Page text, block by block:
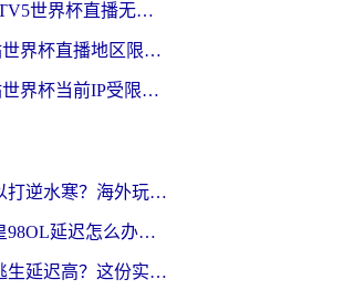
在海外看CCTV5世界杯直播无法播放？这篇指南让你和国内球迷同步呐喊
在韩国看B站世界杯直播地区限制？这篇指南让你告别“当前地区不可播放”
在越南看B站世界杯当前IP受限制？海外党体育观赛终极指南来了
国外可不可以打逆水寒？海外玩家国服畅玩终极指南（附漫威荒野乱斗加速方案）
在国外玩拳皇98OL延迟怎么办？海外党亲测有效的低延迟指南
国外打地铁逃生延迟高？这份实测有效的低延迟指南帮你吃鸡